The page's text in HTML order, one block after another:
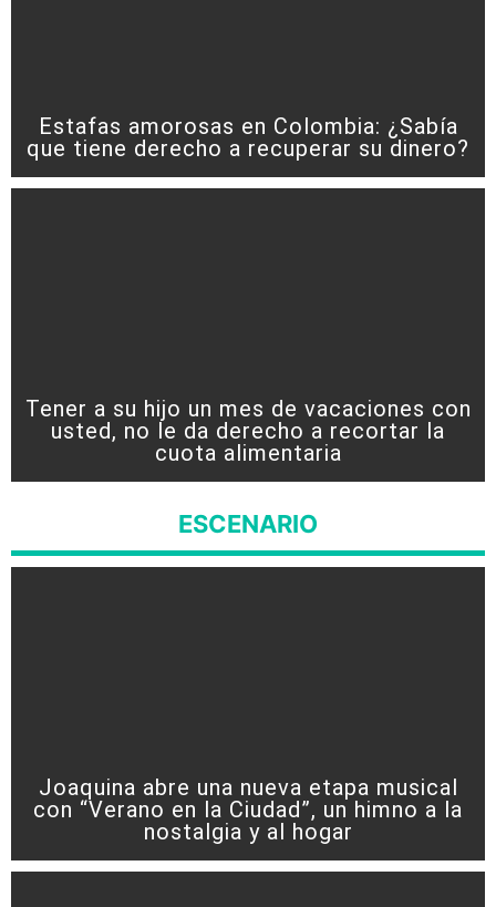
Estafas amorosas en Colombia: ¿Sabía
que tiene derecho a recuperar su dinero?
Tener a su hijo un mes de vacaciones con
usted, no le da derecho a recortar la
cuota alimentaria
ESCENARIO
Joaquina abre una nueva etapa musical
con “Verano en la Ciudad”, un himno a la
nostalgia y al hogar